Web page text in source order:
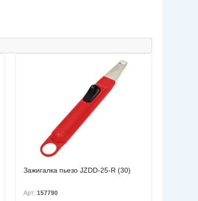
Зажигалка пьезо JZDD-25-R (30)
Арт: 157790